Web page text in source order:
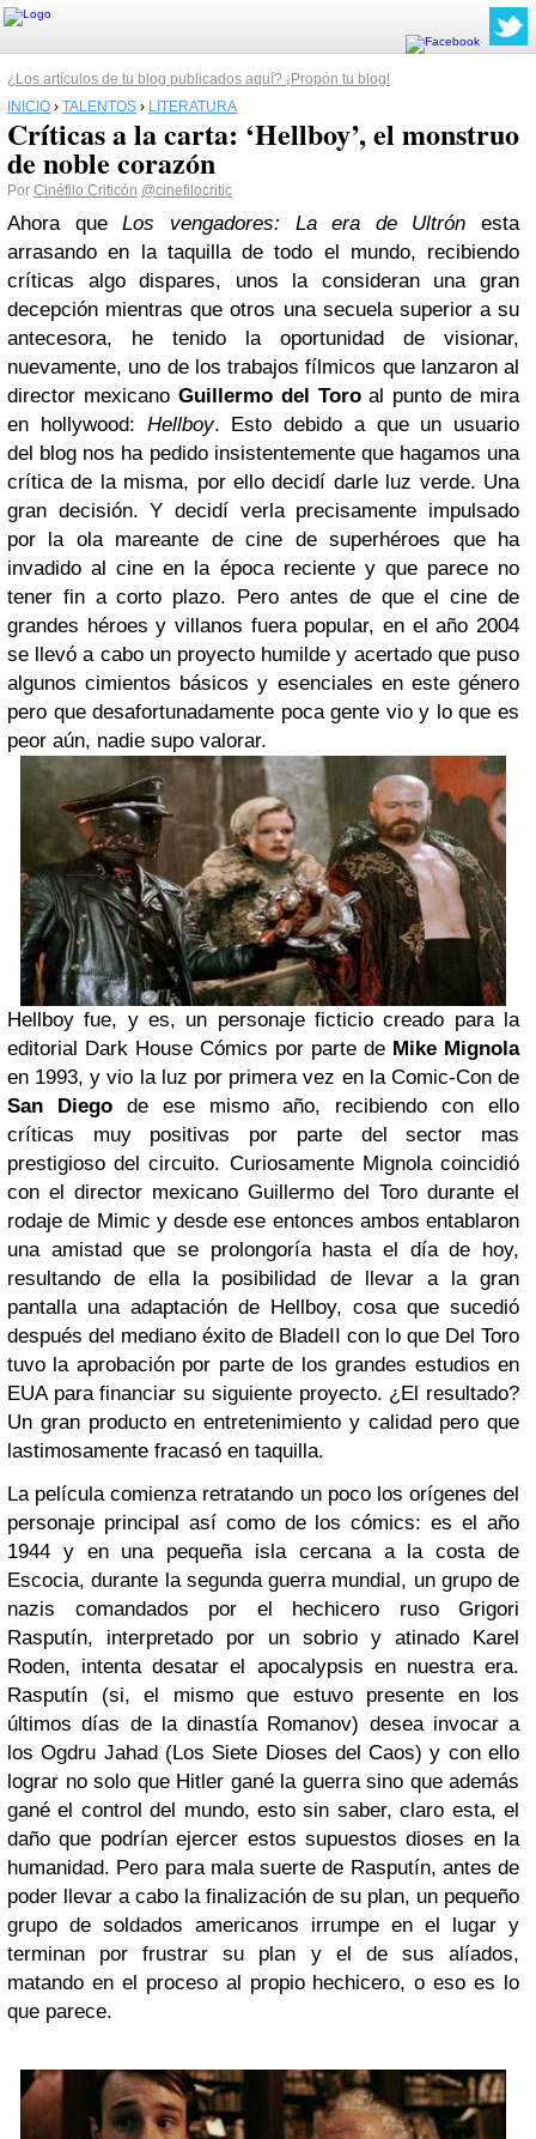
¿Los artículos de tu blog publicados aquí? ¡Propón tu blog!
INICIO › TALENTOS › LITERATURA
Críticas a la carta: ‘Hellboy’, el monstruo
de noble corazón
Por Cinéfilo Criticón @cinefilocritic
Ahora queLos vengadores: La era de Ultrón esta
arrasando en la taquilla de todo el mundo, recibiendo
críticas algo dispares, unos la consideran una gran
decepción mientras que otros una secuela superior a su
antecesora, he tenido la oportunidad de visionar,
nuevamente, uno de los trabajos fílmicos que lanzaron al
director mexicano Guillermo del Toroal punto de mira
en hollywood: Hellboy. Esto debido a que un usuario
del blog nos ha pedidoinsistentemente que hagamos una
crítica de la misma, por ello decidí darle luz verde. Una
gran decisión. Y decidí verla precisamente impulsado
por la ola mareante de cine desuperhéroes que ha
invadido al cine en la época reciente y que parece no
tener fin a corto plazo. Pero antes de que el cine de
grandes héroes y villanos fuera popular, en el año 2004
se llevó a cabo un proyecto humilde y acertado que puso
algunos cimientos básicos y esenciales en este género
pero que desafortunadamente poca gente vio y lo que es
peor aún, nadie supo valorar.
Hellboy fue, y es, un personaje ficticio creado para la
editorial Dark House Cómics por parte de Mike Mignola
en 1993, y vio la luz por primera vez en la Comic-Con de
San Diegode ese mismo año, recibiendo con ello
críticas muy positivas por parte del sector mas
prestigioso del circuito. Curiosamente Mignola coincidió
con el director mexicano Guillermo del Toro durante el
rodaje de Mimic y desde ese entonces ambos entablaron
una amistad que se prolongoría hasta el día de hoy,
resultando de ella la posibilidad de llevar a la gran
pantalla una adaptación de Hellboy, cosa que sucedió
después del mediano éxito de BladeII con lo que Del Toro
tuvo la aprobación por parte de los grandes estudios en
EUA para financiar su siguiente proyecto. ¿El resultado?
Un gran producto en entretenimiento y calidad pero que
lastimosamente fracasó en taquilla.
La película comienza retratando un poco los orígenes del
personaje principal así como de los cómics: es el año
1944 y en una pequeña isla cercana a la costa de
Escocia, durante la segunda guerra mundial, un grupo de
nazis comandados por el hechicero ruso Grigori
Rasputín, interpretado por un sobrio y atinado Karel
Roden, intenta desatar el apocalypsis en nuestra era.
Rasputín (si, el mismo que estuvo presente en los
últimos días de la dinastía Romanov) desea invocar a
los Ogdru Jahad (Los Siete Dioses del Caos) y con ello
lograr no solo que Hitler gané la guerra sino que además
gané el control del mundo, esto sin saber, claro esta, el
daño que podrían ejercer estos supuestos dioses en la
humanidad. Pero para mala suerte de Rasputín, antes de
poder llevar a cabo la finalización de su plan, un pequeño
grupo de soldados americanos irrumpe en el lugar y
terminan por frustrar su plan y el de sus alíados,
matando en el proceso al propio hechicero, o eso es lo
que parece.